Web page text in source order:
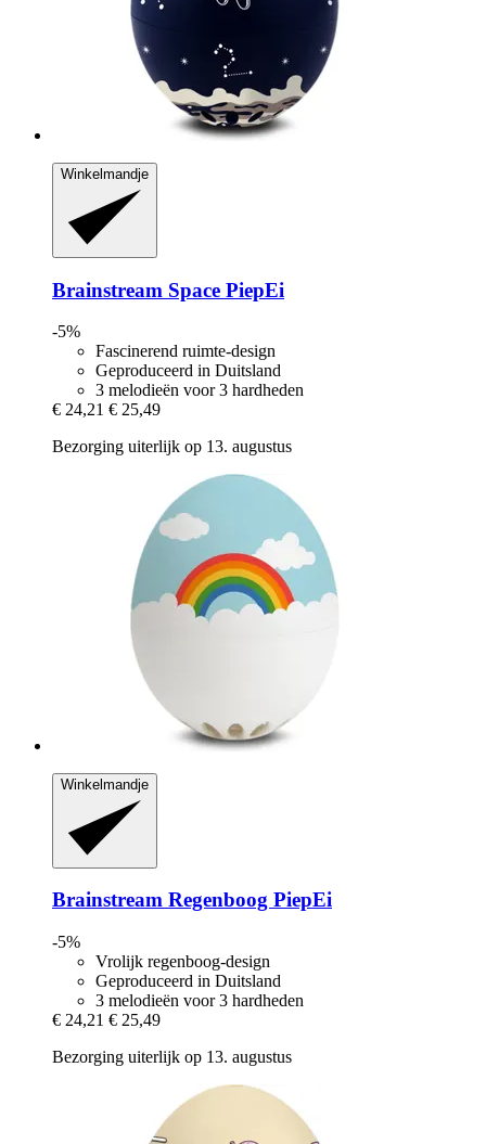
Winkelmandje
Brainstream Space PiepEi
-5%
Fascinerend ruimte-design
Geproduceerd in Duitsland
3 melodieën voor 3 hardheden
€ 24,21 € 25,49
Bezorging uiterlijk op 13. augustus
Winkelmandje
Brainstream Regenboog PiepEi
-5%
Vrolijk regenboog-design
Geproduceerd in Duitsland
3 melodieën voor 3 hardheden
€ 24,21 € 25,49
Bezorging uiterlijk op 13. augustus